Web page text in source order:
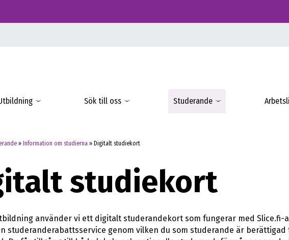
Sök till oss Studerande
» Information om studierna» Digitalt studiekort
studiekort
använder vi ett digitalt studerandekort som fungerar med Slice.fi-
studeranderabattsservice genom vilken du som studerande är